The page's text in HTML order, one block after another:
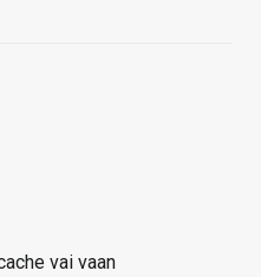
vai vaan